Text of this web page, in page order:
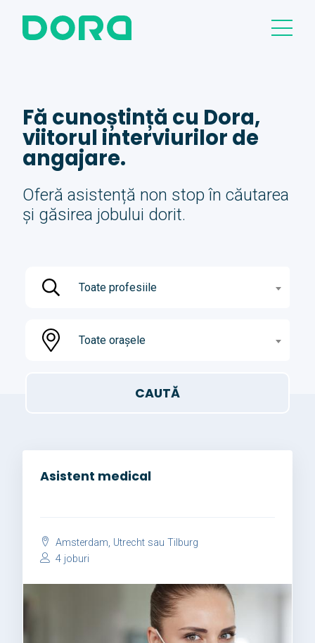
Fă cunoștință cu Dora,
viitorul interviurilor de
angajare.
Oferă asistență non stop în căutarea
și găsirea jobului dorit.
Toate profesiile
Toate orașele
Asistent medical
Amsterdam, Utrecht sau Tilburg
4 joburi